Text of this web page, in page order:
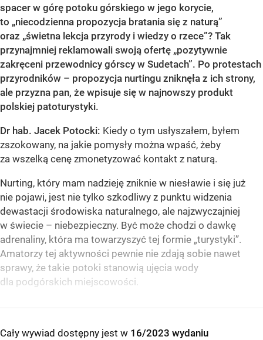
spacer w górę potoku górskiego w jego korycie,
to „niecodzienna propozycja bratania się z naturą”
oraz „świetna lekcja przyrody i wiedzy o rzece”? Tak
przynajmniej reklamowali swoją ofertę „pozytywnie
zakręceni przewodnicy górscy w Sudetach”. Po protestach
przyrodników – propozycja nurtingu zniknęła z ich strony,
ale przyzna pan, że wpisuje się w najnowszy produkt
polskiej patoturystyki.
Dr hab. Jacek Potocki: Kiedy o tym usłyszałem, byłem
zszokowany, na jakie pomysły można wpaść, żeby
za wszelką cenę zmonetyzować kontakt z naturą.
Nurting, który mam nadzieję zniknie w niesławie i się już
nie pojawi, jest nie tylko szkodliwy z punktu widzenia
dewastacji środowiska naturalnego, ale najzwyczajniej
w świecie – niebezpieczny. Być może chodzi o dawkę
adrenaliny, która ma towarzyszyć tej formie „turystyki”.
Amatorzy tej aktywności pewnie nie zdają sobie nawet
sprawy, że takie potoki stanowią ujęcia wody
dla podgórskich miejscowości.
Cały wywiad dostępny jest w 16/2023 wydaniu